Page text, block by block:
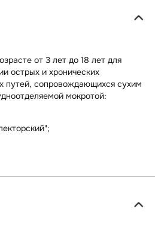
от 3 лет до 18 лет для
острых и хронических
путей, сопровождающихся сухим
мокротой: